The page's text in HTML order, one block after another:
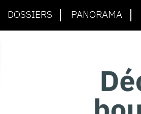
DOSSIERS PANORAMA